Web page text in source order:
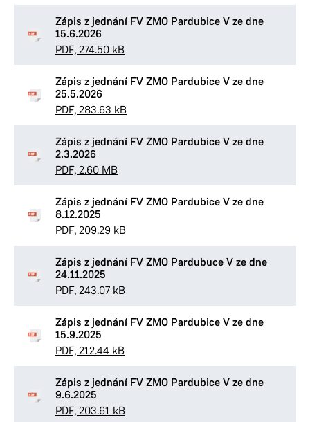
Zápis z jednání FV ZMO Pardubice V ze dne
15.6.2026
PDF, 274.50 kB
Zápis z jednání FV ZMO Pardubice V ze dne
25.5.2026
PDF, 283.63 kB
Zápis z jednání FV ZMO Pardubice V ze dne
2.3.2026
PDF, 2.60 MB
Zápis z jednání FV ZMO Pardubice V ze dne
8.12.2025
PDF, 209.29 kB
Zápis z jednání FV ZMO Pardubuce V ze dne
24.11.2025
PDF, 243.07 kB
Zápis z jednání FV ZMO Pardubice V ze dne
15.9.2025
PDF, 212.44 kB
Zápis z jednání FV ZMO Pardubice V ze dne
9.6.2025
PDF, 203.61 kB